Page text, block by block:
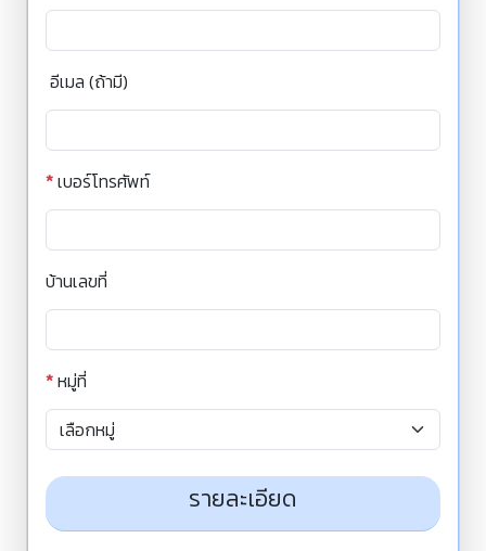
อีเมล (ถ้ามี)
*เบอร์โทรศัพท์
บ้านเลขที่
*หมู่ที่
รายละเอียด